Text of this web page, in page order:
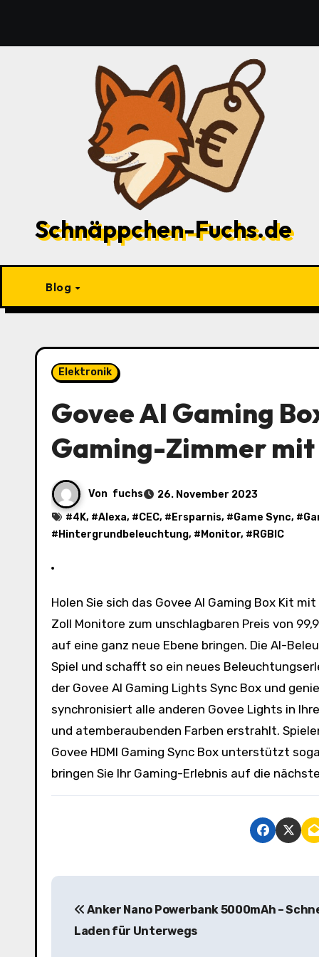
springen
Schnäppchen-Fuchs.de
Blog
Elektronik
Govee AI Gaming
Gaming-Zimmer
Von fuchs
26. November 2023
#4K, #Alexa, #CEC, # Ersparnis, #Game Sync, #
# Hintergrundbeleuchtung, # Monitor, # RGBIC
Holen Sie sich das Govee AI Gaming Box Kit mit Lightbar und RGBIC Monitor Hintergrundbeleuchtung für 27-34
Zoll Monitore zum unschlagbaren Preis von
auf eine ganz neue Ebene bringen. Die AI-
Spiel und schafft so ein neues
der Govee AI Gaming Lights Sync Box und
synchronisiert alle anderen Govee Lights in
und atemberaubenden Farben erstrahlt.
Govee HDMI Gaming Sync Box unterstützt
bringen Sie Ihr Gaming-Erlebnis auf die
B
Anker Nano Powerbank 5000mAh –
Laden für Unterwegs